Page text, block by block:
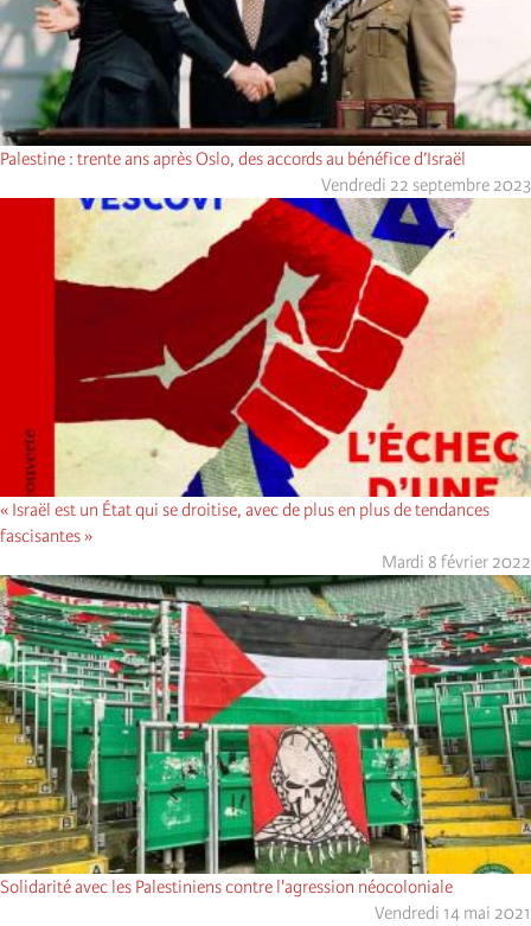
Palestine : trente ans après Oslo, des accords au bénéfice d’Israël
Vendredi 22 septembre 2023
« Israël est un État qui se droitise, avec de plus en plus de tendances
fascisantes »
Mardi 8 février 2022
Solidarité avec les Palestiniens contre l'agression néocoloniale
Vendredi 14 mai 2021